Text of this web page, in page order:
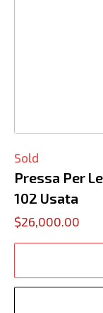
Sold
Pressa Per
102 Usata
$26,000.00